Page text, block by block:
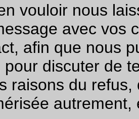
vouloir nous
avec vos
, afin que nous
pour discuter de
raisons du
autrement,